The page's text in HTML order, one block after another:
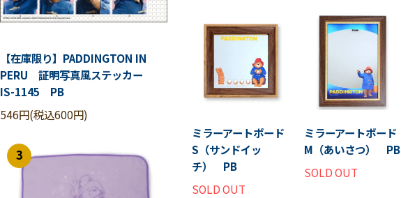
【在庫限り】PADDINGTON IN
PERU 証明写真風ステッカー
IS-1145 PB
546円(税込600円)
3
ミラーアートボード
S（サンドイッ
チ） PB
SOLD OUT
ミラーアートボード
M（あいさつ） PB
SOLD OUT